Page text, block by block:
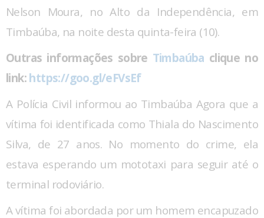
Nelson Moura, no Alto da Independência, em
Timbaúba, na noite desta quinta-feira (10).
Outras informações sobre Timbaúba clique no
link:https://goo.gl/eFVsEf
A Polícia Civil informou ao Timbaúba Agora que a
vítima foi identificada como Thiala do Nascimento
Silva, de 27 anos. No momento do crime, ela
estava esperando um mototaxi para seguir até o
terminal rodoviário.
A vítima foi abordada por um homem encapuzado